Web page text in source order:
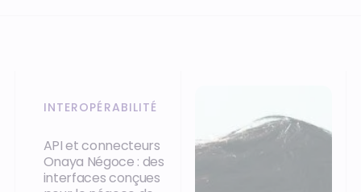
INTEROPÉRABILITÉ
API et connecteurs
Onaya Négoce : des
interfaces conçues